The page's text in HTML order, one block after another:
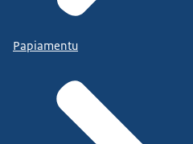
Papiamentu